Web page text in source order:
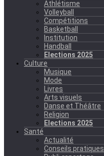
Athlétisme
Volleyball
Compétitions
Basketball
Institution
Handball
Elections 2025
Culture
Musique
Mode
Livres
Arts visuels
Danse et Théâtre
Religion
Elections 2025
Santé
Actualité
Conseils pratiques